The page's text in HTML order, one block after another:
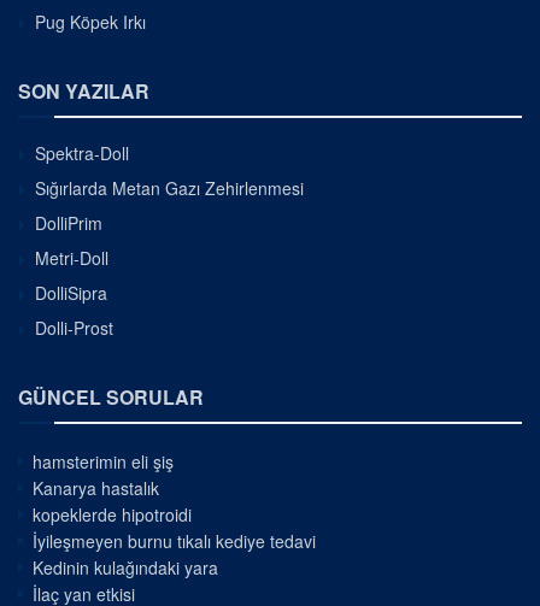
Pug Köpek Irkı
SON YAZILAR
Spektra-Doll
Sığırlarda Metan Gazı Zehirlenmesi
DolliPrim
Metri-Doll
DolliSipra
Dolli-Prost
GÜNCEL SORULAR
hamsterimin eli şiş
Kanarya hastalık
kopeklerde hipotroidi
İyileşmeyen burnu tıkalı kediye tedavi
Kedinin kulağındaki yara
İlaç yan etkisi